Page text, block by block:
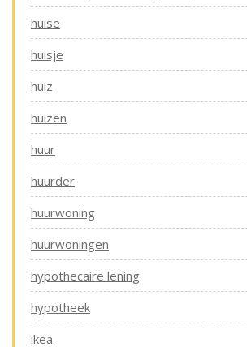
huise
huisje
huiz
huizen
huur
huurder
huurwoning
huurwoningen
hypothecaire lening
hypotheek
ikea